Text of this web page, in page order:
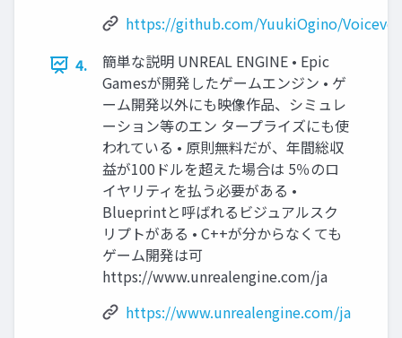
https://github.com/YuukiOgino/
4.
簡単な説明 UNREAL ENGINE • Epic
Gamesが開発したゲームエンジン • ゲ
ーム開発以外にも映像作品、シミュレ
ーション等のエン タープライズにも使
われている • 原則無料だが、年間総収
益が100ドルを超えた場合は 5％のロ
イヤリティを払う必要がある •
Blueprintと呼ばれるビジュアルスク
リプトがある • C++が分からなくても
ゲーム開発は可
https://www.unrealengine.com/ja
https://www.unrealengine.com/ja